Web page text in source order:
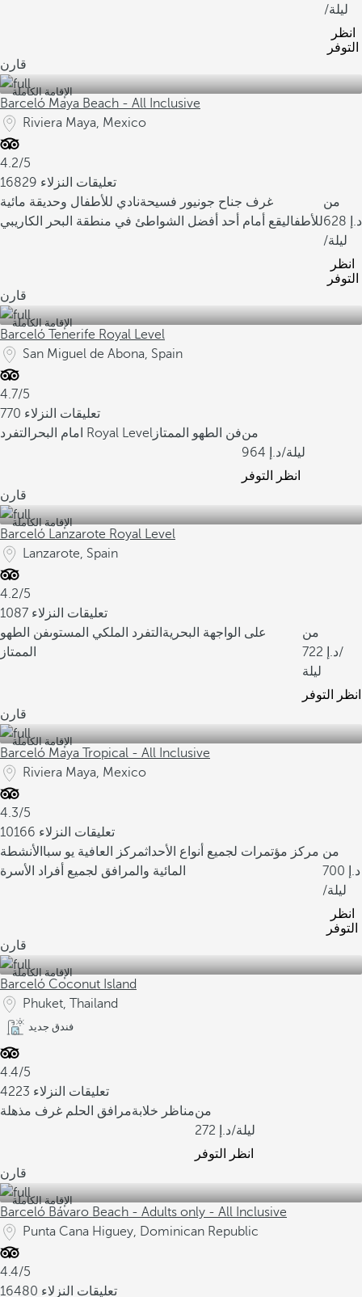
/ليلة
انظر
التوفر
قارن
الإقامة الكاملة
Barceló Maya Beach - All Inclusive
Riviera Maya, Mexico
4.2/5
16829 تعليقات النزلاء
غرف جناح جونيور فسيحةنادي للأطفال وحديقة مائية
للأطفاليقع أمام أحد أفضل الشواطئ في منطقة البحر الكاريبي
من
628
/ليلة
انظر
التوفر
قارن
الإقامة الكاملة
Barceló Tenerife Royal Level
San Miguel de Abona, Spain
4.7/5
770 تعليقات النزلاء
امام البحر
التفرد Royal Level فن الطهو الممتازمن
964
/ليلة
انظر التوفر
قارن
الإقامة الكاملة
Barceló Lanzarote Royal Level
Lanzarote, Spain
4.2/5
1087 تعليقات النزلاء
على الواجهة البحرية التفرد الملكي المستوىفن الطهو
الممتاز
من
722
/
ليلة
انظر التوفر
قارن
الإقامة الكاملة
Barceló Maya Tropical - All Inclusive
Riviera Maya, Mexico
4.3/5
10166 تعليقات النزلاء
مركز مؤتمرات لجميع أنواع الأحداثمركز العافية يو سبا الأنشطة
المائية والمرافق لجميع أفراد الأسرة
من
700
/ليلة
انظر
التوفر
قارن
الإقامة الكاملة
Barceló Coconut Island
Phuket, Thailand
فندق جديد
4.4/5
4223 تعليقات النزلاء
مناظر خلابةمرافق الحلم غرف مذهلة
من
272
/ليلة
انظر التوفر
قارن
الإقامة الكاملة
Barceló Bávaro Beach - Adults only - All Inclusive
Punta Cana Higuey, Dominican Republic
4.4/5
16480 تعليقات النزلاء